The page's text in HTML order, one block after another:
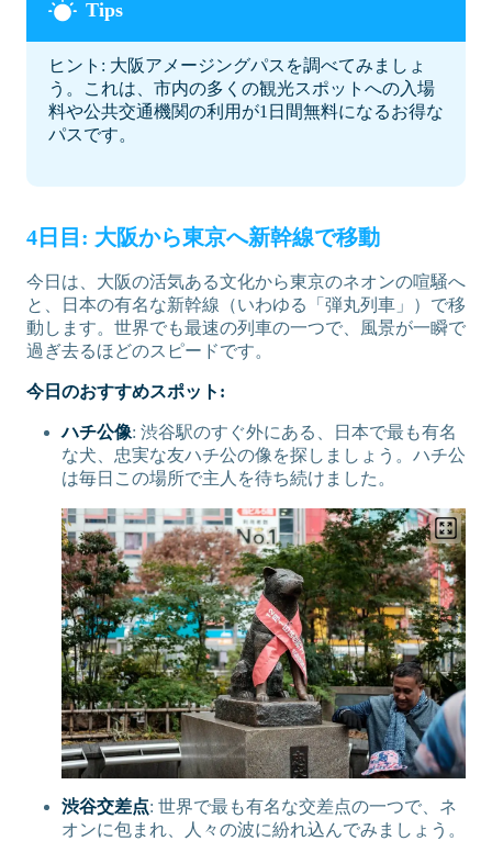
ヒント: 大阪アメージングパスを調べてみましょ
う。これは、市内の多くの観光スポットへの入場
料や公共交通機関の利用が1日間無料になるお得な
パスです。
4日目: 大阪から東京へ新幹線で移動
今日は、大阪の活気ある文化から東京のネオンの喧騒へ
と、日本の有名な新幹線（いわゆる「弾丸列車」）で移
動します。世界でも最速の列車の一つで、風景が一瞬で
過ぎ去るほどのスピードです。
今日のおすすめスポット:
ハチ公像: 渋谷駅のすぐ外にある、日本で最も有名
な犬、忠実な友ハチ公の像を探しましょう。ハチ公
は毎日この場所で主人を待ち続けました。
渋谷交差点: 世界で最も有名な交差点の一つで、ネ
オンに包まれ、人々の波に紛れ込んでみましょう。